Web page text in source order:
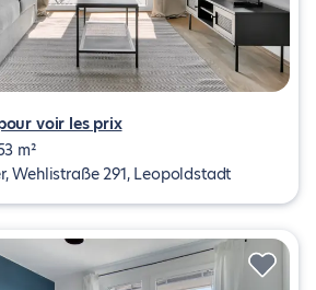
voir les prix
m²
Wehlistraße 291, Leopoldstadt